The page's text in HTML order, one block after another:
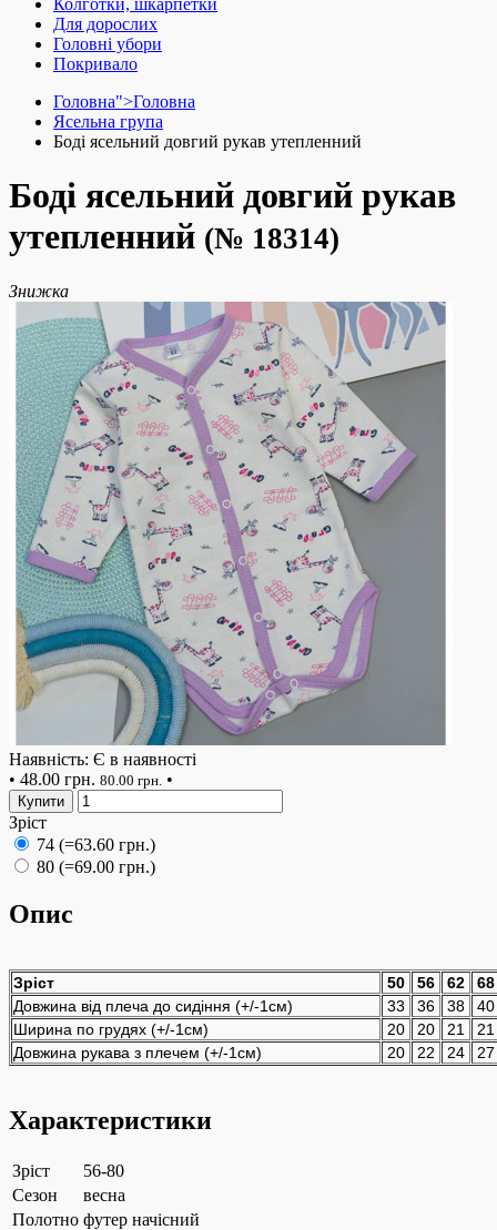
Колготки, шкарпетки
Для дорослих
Головні убори
Покривало
Головна">Головна
Ясельна група
Боді ясельний довгий рукав утепленний
Боді ясельний довгий рукав
утепленний (№ 18314)
Знижка
Наявність: Є в наявності
• 48.00 грн. 80.00 грн. •
Купити
Зріст
74 (=63.60 грн.)
80 (=69.00 грн.)
Опис
Зріст 50 56 62
68
Довжина від плеча до сидіння (+/-1см)
33 36 38
40
Ширина по грудях (+/-1см)
20 20 21
21
Довжина рукава з плечем (+/-1см)
20 22 24 27
Характеристики
Зріст
56-80
Сезон
весна
Полотно футер начісний